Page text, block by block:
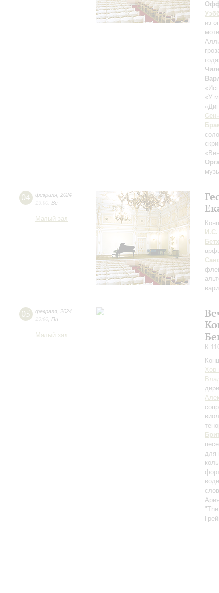
из
«У
04 февраля 2024
19:00 Вс
Малый зал
И.С.
05 февраля 2024
19:00 Пн
Малый зал
К
Хор
для